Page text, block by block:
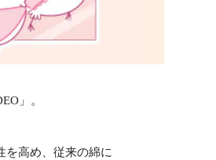
」。
を高め、従来の綿に